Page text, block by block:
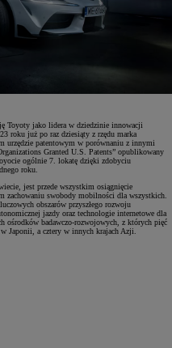
Toyoty jako lidera w dziedzinie innowacji
roku już po raz dziesiąty z rzędu marka
urzędzie patentowym w porównaniu z innymi
Granted U.S. Patents” opublikowany
ogólnie 7. lokatę dzięki zdobyciu
roku.
jest przede wszystkim osiągnięcie
zachowaniu swobody mobilności dla wszystkich.
obszarów przyszłego rozwoju
jazdy oraz technologie internetowe dla
ośrodków badawczo-rozwojowych, z których pięć
Japonii, a cztery w innych krajach Azji.